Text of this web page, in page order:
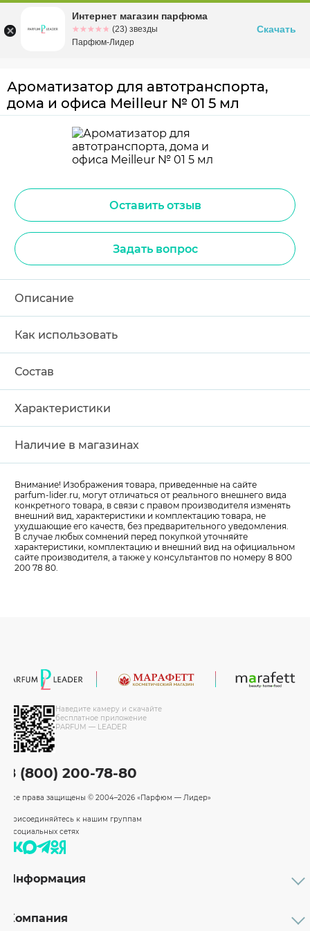
Омскул. Заозерная, 11, к. 1
Ароматизатор для автотранспорта,
дома и офиса Meilleur № 01 5 мл
Оставить отзыв
Задать вопрос
Описание
Как использовать
Состав
Характеристики
Наличие в магазинах
Внимание! Изображения товара, приведенные на сайте
parfum-lider.ru, могут отличаться от реального внешнего вида
конкретного товара, в связи с правом производителя изменять
внешний вид, характеристики и комплектацию товара, не
ухудшающие его качеств, без предварительного уведомления.
В случае любых сомнений перед покупкой уточняйте
характеристики, комплектацию и внешний вид на официальном
сайте производителя, а также у консультантов по номеру 8 800
200 78 80.
Наведите камеру и скачайте
бесплатное приложение
PARFUM — LEADER
8 (800) 200-78-80
Все права защищены © 2004–2026 «Парфюм — Лидер»
Присоединяйтесь к нашим группам
в социальных сетях
Информация
Бренды
Компания
Интернет магазин парфюма
☆☆☆☆☆
★★★★★ (23) звезды
Парфюм-Лидер
Скачать